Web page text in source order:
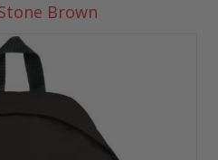
Brown